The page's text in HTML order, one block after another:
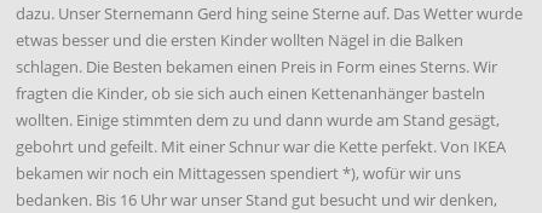
dazu. Unser Sternemann Gerd hing seine Sterne auf. Das Wetter wurde
etwas besser und die ersten Kinder wollten Nägel in die Balken
schlagen. Die Besten bekamen einen Preis in Form eines Sterns. Wir
fragten die Kinder, ob sie sich auch einen Kettenanhänger basteln
wollten. Einige stimmten dem zu und dann wurde am Stand gesägt,
gebohrt und gefeilt. Mit einer Schnur war die Kette perfekt. Von IKEA
bekamen wir noch ein Mittagessen spendiert *), wofür wir uns
bedanken. Bis 16 Uhr war unser Stand gut besucht und wir denken,